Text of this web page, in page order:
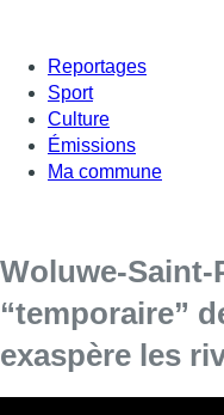
Reportages
Sport
Culture
Émissions
Ma commune
Woluwe-Saint-
“temporaire”
exaspère les